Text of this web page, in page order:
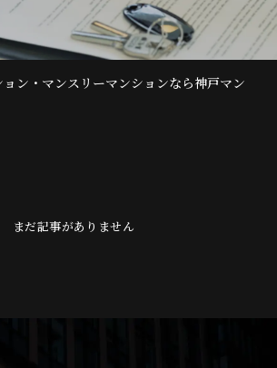
ョン・マンスリーマンションなら神戸マン
まだ記事がありません